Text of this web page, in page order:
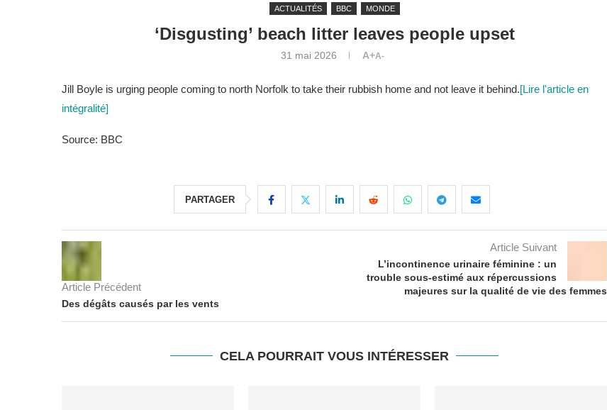
ACTUALITÉS BBC MONDE
‘Disgusting’ beach litter leaves people upset
31 mai 2026 A+A-
Jill Boyle is urging people coming to north Norfolk to take their rubbish home and not leave it behind.[Lire l'article en
intégralité]
Source: BBC
PARTAGER
Article Précédent
Des dégâts causés par les vents
Article Suivant
L’incontinence urinaire féminine : un
trouble sous-estimé aux répercussions
majeures sur la qualité de vie des femmes
CELA POURRAIT VOUS INTÉRESSER